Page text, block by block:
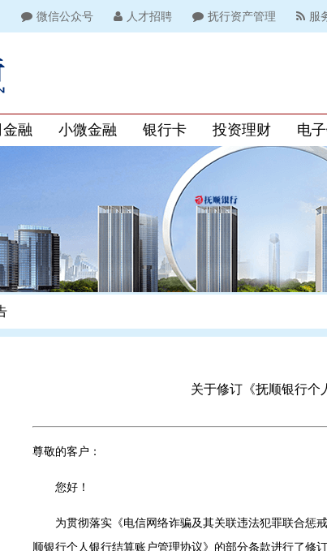
微信公众号 人才招聘 抚行资产管理 服
融 小微金融 银行卡 投资理财 电
关于修订《抚顺银行个
尊敬的客户：
您好！
为贯彻落实《电信网络诈骗及其关联违法犯罪联合惩
顺银行个人银行结算账户管理协议》的部分条款进行了修